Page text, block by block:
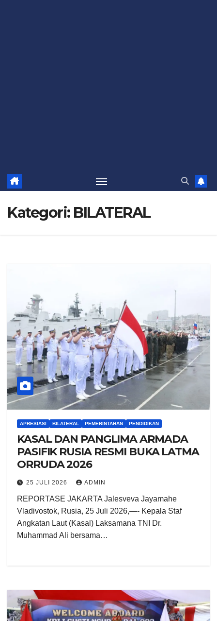
Kategori: BILATERAL
APRESIASI BILATERAL PEMERINTAHAN PENDIDIKAN
KASAL DAN PANGLIMA ARMADA
PASIFIK RUSIA RESMI BUKA LATMA
ORRUDA 2026
25 JULI 2026 ADMIN
REPORTASE JAKARTA Jalesveva Jayamahe
Vladivostok, Rusia, 25 Juli 2026,—- Kepala Staf
Angkatan Laut (Kasal) Laksamana TNI Dr.
Muhammad Ali bersama…